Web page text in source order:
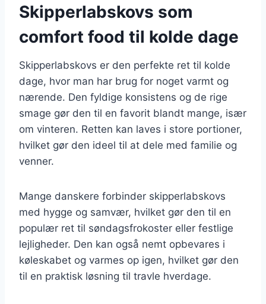
Skipperlabskovs som
comfort food til kolde dage
Skipperlabskovs er den perfekte ret til kolde
dage, hvor man har brug for noget varmt og
nærende. Den fyldige konsistens og de rige
smage gør den til en favorit blandt mange, især
om vinteren. Retten kan laves i store portioner,
hvilket gør den ideel til at dele med familie og
venner.
Mange danskere forbinder skipperlabskovs
med hygge og samvær, hvilket gør den til en
populær ret til søndagsfrokoster eller festlige
lejligheder. Den kan også nemt opbevares i
køleskabet og varmes op igen, hvilket gør den
til en praktisk løsning til travle hverdage.